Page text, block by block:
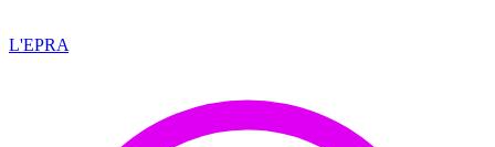
L'EPRA